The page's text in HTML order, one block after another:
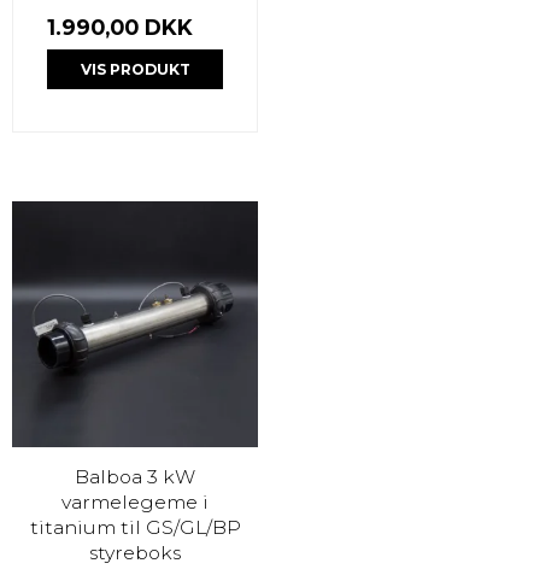
1.990,00 DKK
VIS PRODUKT
Balboa 3 kW
varmelegeme i
titanium til GS/GL/BP
styreboks